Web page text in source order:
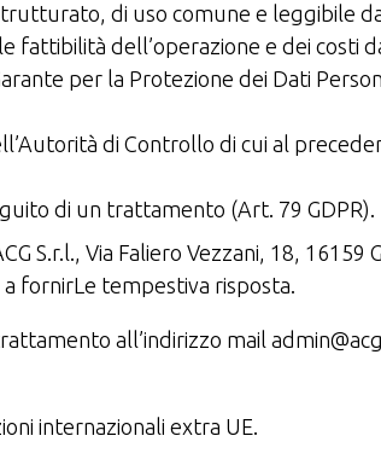
di uso comune e leggibile
dell’operazione e dei costi
per la Protezione dei Dati
di Controllo di cui al
di un trattamento (Art. 79 GDPR).
S.r.l., Via Faliero Vezzani, 18, 16159
fornirLe tempestiva risposta.
all’indirizzo mail
internazionali extra UE.